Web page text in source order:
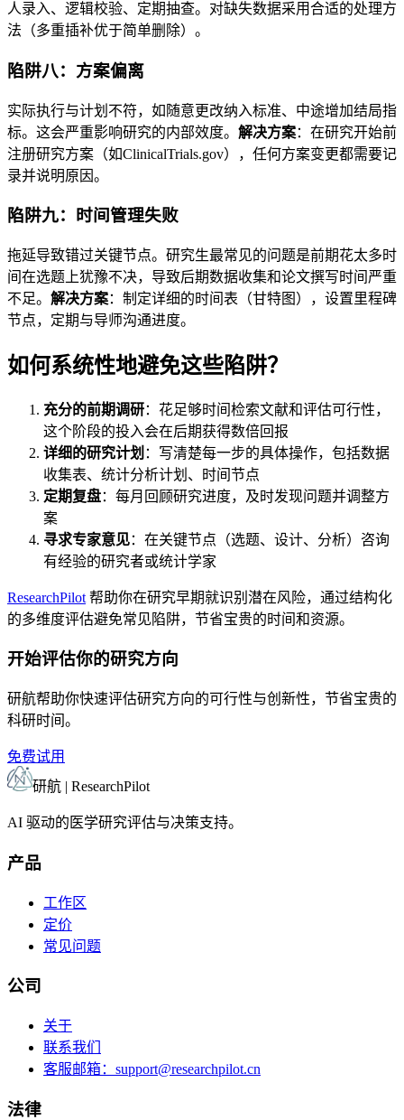
人录入、逻辑校验、定期抽查。对缺失数据采用合适的处理方
法（多重插补优于简单删除）。
陷阱八：方案偏离
实际执行与计划不符，如随意更改纳入标准、中途增加结局指
标。这会严重影响研究的内部效度。 解决方案：在研究开始前
注册研究方案（如ClinicalTrials.gov），任何方案变更都需要记
录并说明原因。
陷阱九：时间管理失败
拖延导致错过关键节点。研究生最常见的问题是前期花太多时
间在选题上犹豫不决，导致后期数据收集和论文撰写时间严重
不足。 解决方案：制定详细的时间表（甘特图），设置里程碑
节点，定期与导师沟通进度。
如何系统性地避免这些陷阱？
充分的前期调研：花足够时间检索文献和评估可行性，
这个阶段的投入会在后期获得数倍回报
详细的研究计划 ：写清楚每一步的具体操作，包括数据
收集表、统计分析计划、时间节点
定期复盘：每月回顾研究进度，及时发现问题并调整方
案
寻求专家意见：在关键节点（选题、设计、分析）咨询
有经验的研究者或统计学家
ResearchPilot 帮助你在研究早期就识别潜在风险，通过结构化
的多维度评估避免常见陷阱，节省宝贵的时间和资源。
开始评估你的研究方向
研航帮助你快速评估研究方向的可行性与创新性，节省宝贵的
科研时间。
免费试用
研航 | ResearchPilot
AI 驱动的医学研究评估与决策支持。
产品
工作区
定价
常见问题
公司
关于
联系我们
客服邮箱： support@researchpilot.cn
法律